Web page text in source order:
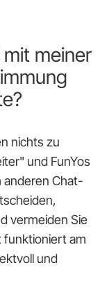
meiner
nichts zu
und FunYos
anderen Chat-
vermeiden Sie
funktioniert am
und